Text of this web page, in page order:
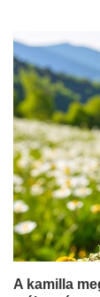
A kamilla
teában és
Ha a
természetes
A kamilla
amelyet a
gyógyszeres